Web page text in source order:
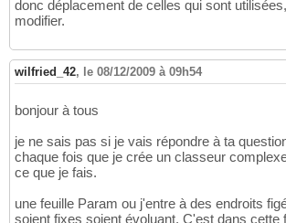
donc déplacement de celles qui sont
modifier.
wilfried_42, le 08/12/2009 à 09h54
bonjour à tous
je ne sais pas si je vais répondre à ta
chaque fois que je crée un classeur
ce que je fais.
une feuille Param ou j'entre à des endroits
soient fixes soient évoluant. C'est dans cette